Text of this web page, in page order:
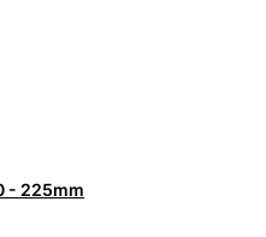
- 225mm